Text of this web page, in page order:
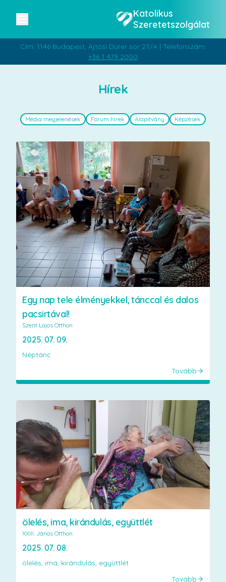
Katolikus
Szeretetszolgálat
Cím: 1146 Budapest, Ajtósi Dürer sor 27/A | Telefonszám:
+36 1 479 2000
Hírek
Média megjelenések Fórum hírek Alapítvány Képzések
Egy nap tele élményekkel, tánccal és dalos
pacsirtával!
Szent Lajos Otthon
2025. 07. 09.
Néptánc
Tovább
ölelés, ima, kirándulás, együttlét
XXIII. János Otthon
2025. 07. 08.
ölelés, ima, kirándulás, együttlét
Tovább